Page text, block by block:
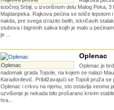
istočnoj Srbiji, u izvorišnom delu Malog Peka, 3
Majdanpeka. Rajkova pećina se ističe lepotom
nakita, pre svega izrazito belih, iskričavih
stubova i bigrenih saliva kojih je malo u
je ...
Oplenac
Oplenac
Oplenac je
nadomak grada Topole, na kojem se nalazi
Karađorđević. Približavajući se Topoli pruža se
Oplenac i crkvu na njemu, sto ostavlja veoma
uzvišenje je nekada bilo prošarano krivim
hra...